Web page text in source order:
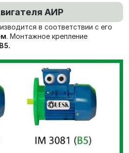
АИР
в соответствии с его
. Монтажное крепление